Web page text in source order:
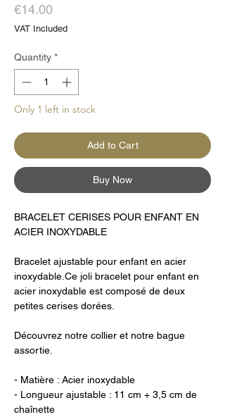
€14.00Price
VAT Included
Quantity *
Only 1 left in stock
Add to Cart
Buy Now
BRACELET CERISES POUR ENFANT EN
ACIER INOXYDABLE
Bracelet ajustable pour enfant en acier
inoxydable.Ce joli bracelet pour enfant en
acier inoxydable est composé de deux
petites cerises dorées.
Découvrez notre collier et notre bague
assortie.
- Matière : Acier inoxydable
- Longueur ajustable : 11 cm + 3,5 cm de
chaînette